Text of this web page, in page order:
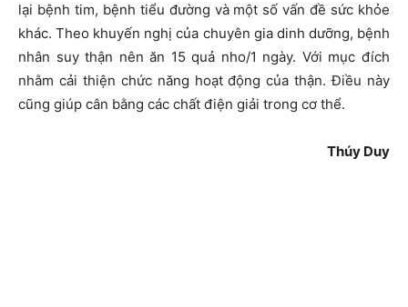
lại bệnh tim, bệnh tiểu đường và một số vấn đề sức khỏe
khác. Theo khuyến nghị của chuyên gia dinh dưỡng, bệnh
nhân suy thận nên ăn 15 quả nho/1 ngày. Với mục đích
nhằm cải thiện chức năng hoạt động của thận. Điều này
cũng giúp cân bằng các chất điện giải trong cơ thể.
Thúy Duy